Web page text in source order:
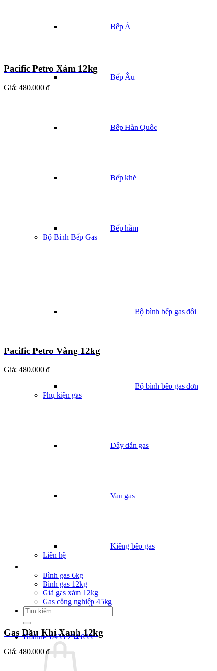
Bếp Á
Bếp Âu
Bếp Hàn Quốc
Bếp khè
Bếp hầm
Bộ Bình Bếp Gas
Bộ bình bếp gas đôi
Bộ bình bếp gas đơn
Phụ kiện gas
Dây dẫn gas
Van gas
Kiềng bếp gas
Liên hệ
Bình gas 6kg
Bình gas 12kg
Giá gas xám 12kg
Gas công nghiệp 45kg
Tìm
kiếm:
Hotline: 0933.234.833
Pacific Petro Xám 12kg
Giá: 480.000 ₫
Pacific Petro Vàng 12kg
Giá: 480.000 ₫
Gas Dầu Khí Xanh 12kg
Giá: 480.000 ₫